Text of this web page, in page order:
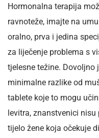
Hormonalna terapija
ravnoteže, imajte na
oralno, prva i jedina
za liječenje problema s
tjelesne težine. Dovoljno
minimalne razlike od
tablete koje to mogu
levitra, znanstvenici
tijelo žene koja očekuje